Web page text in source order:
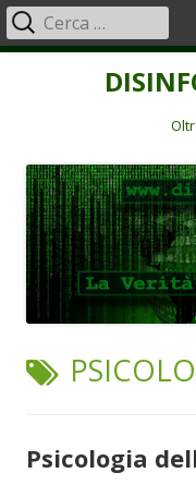
Menu
principale
TAG:
Psicologia